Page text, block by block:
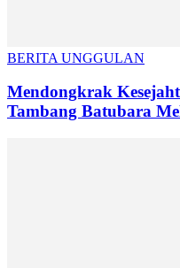
BERITA UNGGULAN
Mendongkrak
Tambang Batubara